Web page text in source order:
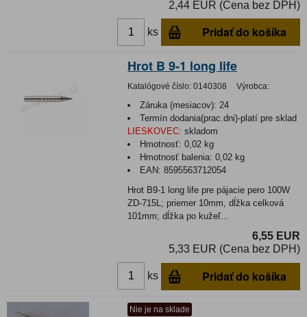
2,44 EUR (Cena bez DPH)
ks Pridať do košíka
Hrot B 9-1 long life
Katalógové číslo: 0140308 Výrobca:
Záruka (mesiacov): 24
Termín dodania(prac.dni)-platí pre sklad
LIESKOVEC: skladom
Hmotnosť:0,02 kg
Hmotnosť balenia:0,02 kg
EAN:8595563712054
Hrot B9-1 long life pre pájacie pero 100W
ZD-715L; priemer 10mm, dĺžka celková
101mm; dĺžka po kužeľ...
6,55 EUR
5,33 EUR (Cena bez DPH)
ks Pridať do košíka
Nie je na sklade